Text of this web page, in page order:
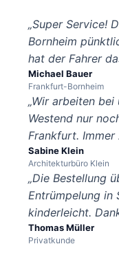
„Super Service!
Bornheim
hat der Fahrer
Michael Bauer
Frankfurt-Bornheim
„Wir arbeiten bei
Westend nur
Frankfurt. Immer
Sabine Klein
Architekturbüro Klein
„Die Bestellung
Entrümpelung in
kinderleicht.
Thomas Müller
Privatkunde